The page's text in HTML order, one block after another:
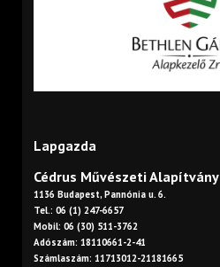
Lapgazda
Cédrus Művészeti Alapítvány
1136 Budapest, Pannónia u. 6.
Tel.: 06 (1) 247-6657
Mobil: 06 (30) 511-3762
Adószám: 18110661-2-41
Számlaszám: 11713012-21181665